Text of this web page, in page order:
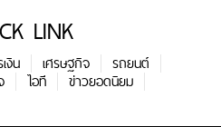
LINK
งิน เศรษฐกิจ
รถยนต์
ไอที
ข่าวยอดนิยม